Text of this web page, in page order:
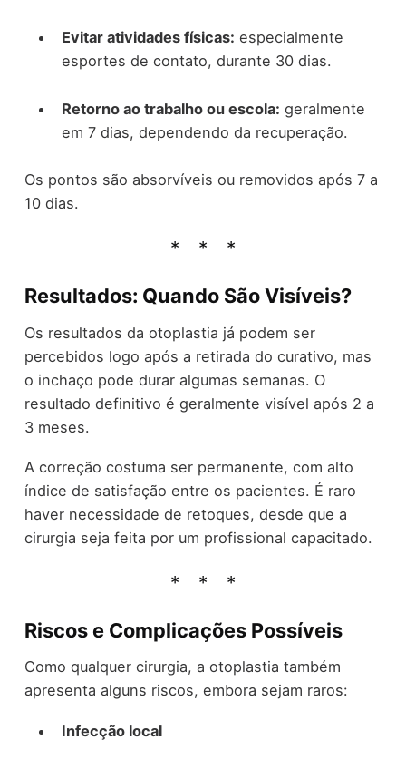
Evitar atividades físicas: especialmente
esportes de contato, durante 30 dias.
Retorno ao trabalho ou escola: geralmente
em 7 dias, dependendo da recuperação.
Os pontos são absorvíveis ou removidos após 7 a
10 dias.
Resultados: Quando São Visíveis?
Os resultados da otoplastia já podem ser
percebidos logo após a retirada do curativo, mas
o inchaço pode durar algumas semanas. O
resultado definitivo é geralmente visível após 2 a
3 meses.
A correção costuma ser permanente, com alto
índice de satisfação entre os pacientes. É raro
haver necessidade de retoques, desde que a
cirurgia seja feita por um profissional capacitado.
Riscos e Complicações Possíveis
Como qualquer cirurgia, a otoplastia também
apresenta alguns riscos, embora sejam raros:
Infecção local